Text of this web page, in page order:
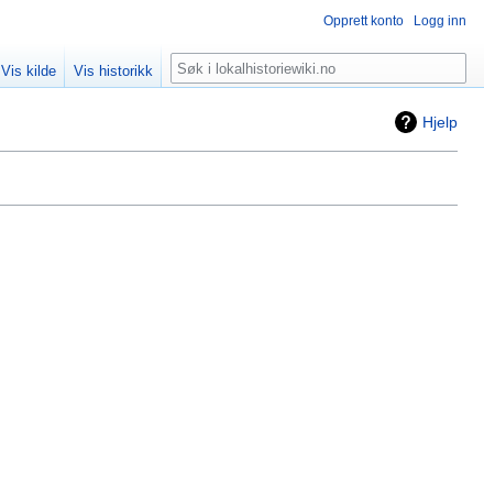
Hjelp
Opprett konto Logg inn
Vis kilde Vis historikk Søk